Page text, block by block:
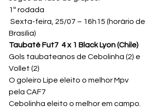
1ª rodada
Sexta-feira, 25/07 – 16h15 (horário de
Brasília)
Taubaté Fut7  4 x 1 Black Lyon (Chile)
Gols taubateanos de Cebolinha (2) e
Vollet (2)
O goleiro Lipe eleito o melhor Mpv
pela CAF7
Cebolinha eleito o melhor em campo.